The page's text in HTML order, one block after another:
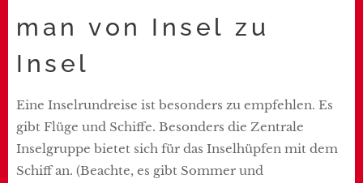
man von Insel zu
Insel
Eine Inselrundreise ist besonders zu empfehlen. Es
gibt Flüge und Schiffe. Besonders die Zentrale
Inselgruppe bietet sich für das Inselhüpfen mit dem
Schiff an. (Beachte, es gibt Sommer und